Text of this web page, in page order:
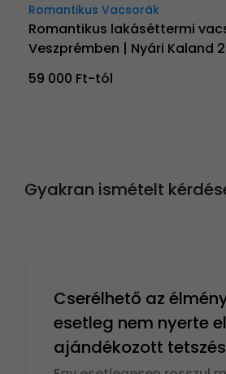
Romantikus Vacsorák
Romantikus lakáséttermi
Veszprémben | Nyári Kaland
59 000 Ft-tól
Gyakran ismételt
Cserélhető az
esetleg nem nyerte
ajándékozott